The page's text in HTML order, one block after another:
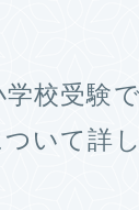
校受験
いて詳